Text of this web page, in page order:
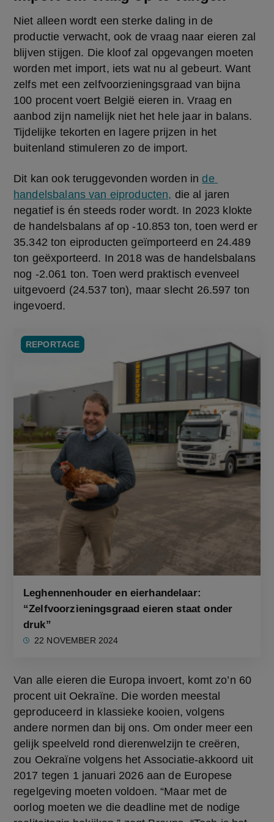
Niet alleen wordt een sterke daling in de
productie verwacht, ook de vraag naar eieren zal
blijven stijgen. Die kloof zal opgevangen moeten
worden met import, iets wat nu al gebeurt. Want
zelfs met een zelfvoorzieningsgraad van bijna
100 procent voert België eieren in. Vraag en
aanbod zijn namelijk niet het hele jaar in balans.
Tijdelijke tekorten en lagere prijzen in het
buitenland stimuleren zo de import.
Dit kan ook teruggevonden worden in de
handelsbalans van eiproducten, die al jaren
negatief is én steeds roder wordt. In 2023 klokte
de handelsbalans af op -10.853 ton, toen werd er
35.342 ton eiproducten geïmporteerd en 24.489
ton geëxporteerd. In 2018 was de handelsbalans
nog -2.061 ton. Toen werd praktisch evenveel
uitgevoerd (24.537 ton), maar slecht 26.597 ton
ingevoerd.
REPORTAGE
Leghennenhouder en eierhandelaar:
“Zelfvoorzieningsgraad eieren staat onder
druk”
22 NOVEMBER 2024
Van alle eieren die Europa invoert, komt zo’n 60
procent uit Oekraïne. Die worden meestal
geproduceerd in klassieke kooien, volgens
andere normen dan bij ons. Om onder meer een
gelijk speelveld rond dierenwelzijn te creëren,
zou Oekraïne volgens het Associatie-akkoord uit
2017 tegen 1 januari 2026 aan de Europese
regelgeving moeten voldoen. “Maar met de
oorlog moeten we die deadline met de nodige